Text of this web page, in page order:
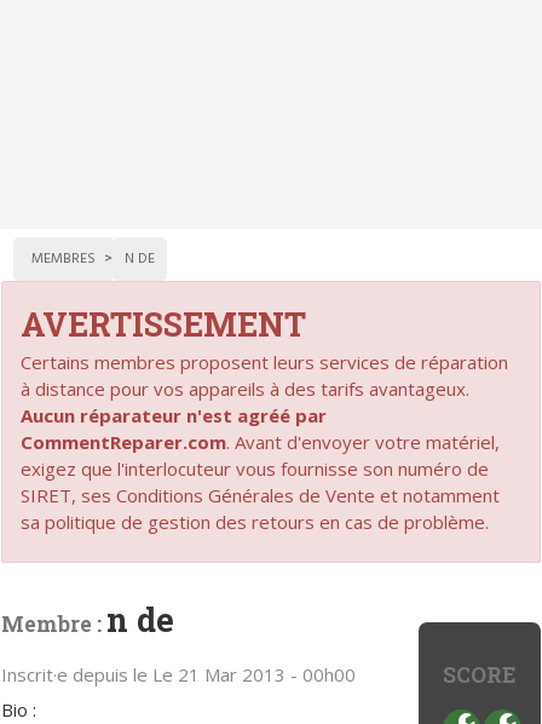
MEMBRES N DE
AVERTISSEMENT
Certains membres proposent leurs services de réparation
à distance pour vos appareils à des tarifs avantageux.
Aucun réparateur n'est agréé par
CommentReparer.com. Avant d'envoyer votre matériel,
exigez que l'interlocuteur vous fournisse son numéro de
SIRET, ses Conditions Générales de Vente et notamment
sa politique de gestion des retours en cas de problème.
SCORE
Membre : n de
Inscrit·e depuis le Le 21 Mar 2013 - 00h00
Bio :